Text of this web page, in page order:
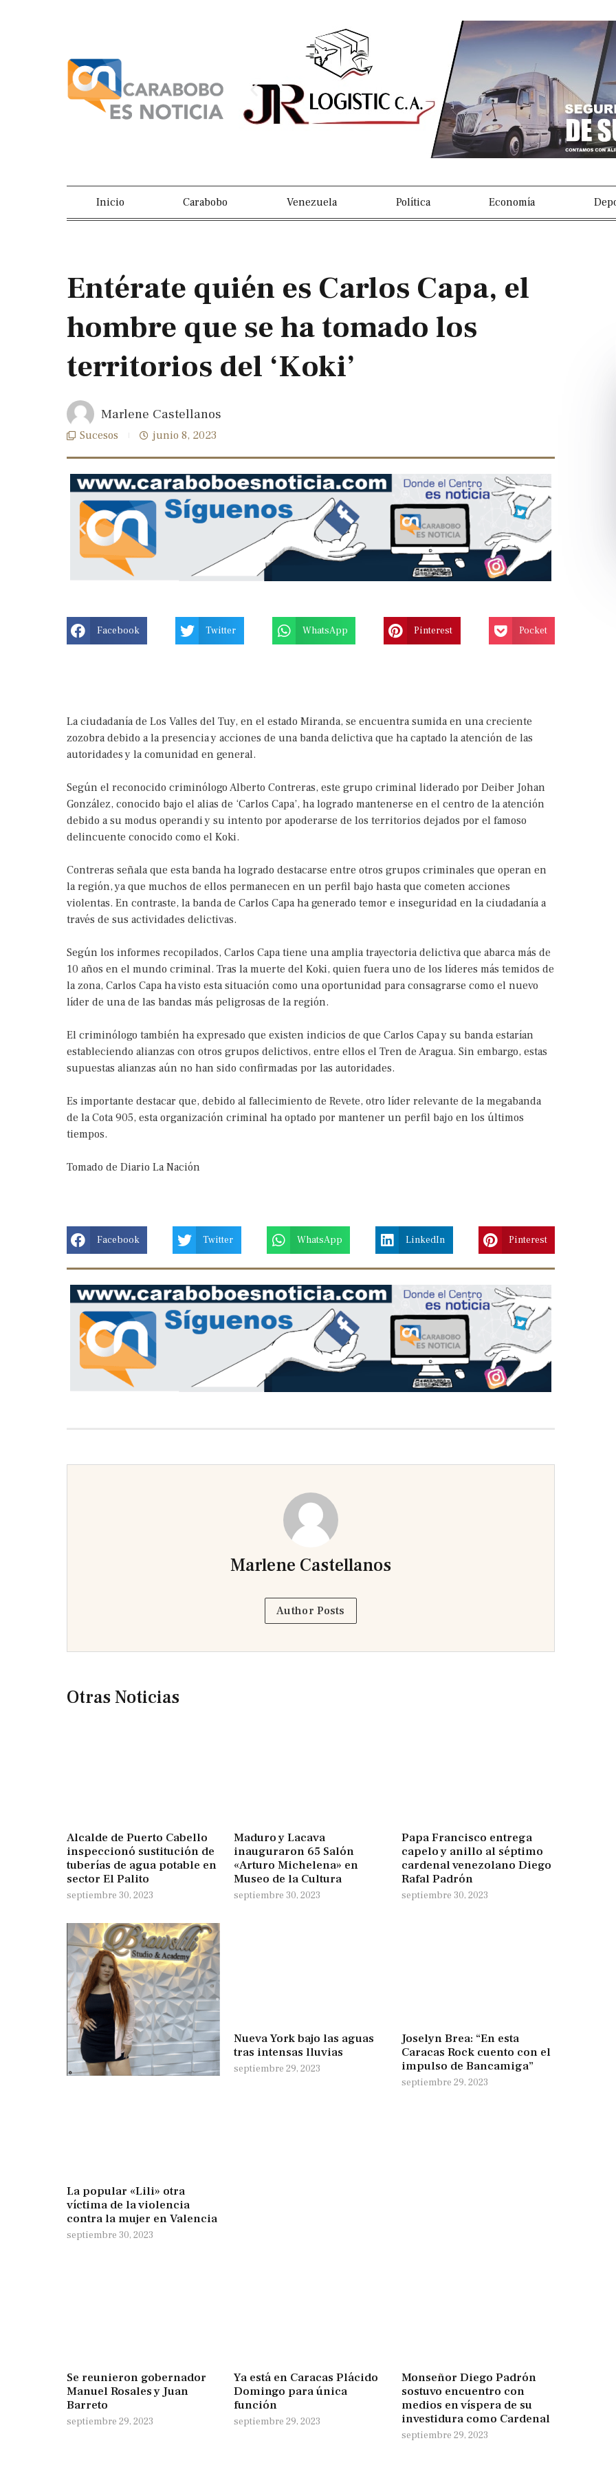
Previous
slide
Inicio Carabobo Venezuela Política Economía
Entérate quién es Carlos Capa, el
hombre que se ha tomado los
territorios del ‘Koki’
Marlene Castellanos
Sucesos junio 8, 2023
Previous
slide
Next
slide
Facebook Twitter WhatsApp Pinterest Pocket
La ciudadanía de Los Valles del Tuy, en el estado Miranda, se encuentra sumida en una creciente
zozobra debido a la presencia y acciones de una banda delictiva que ha captado la atención de las
autoridades y la comunidad en general.
Según el reconocido criminólogo Alberto Contreras, este grupo criminal liderado por Deiber Johan
González, conocido bajo el alias de ‘Carlos Capa’, ha logrado mantenerse en el centro de la atención
debido a su modus operandi y su intento por apoderarse de los territorios dejados por el famoso
delincuente conocido como el Koki.
Contreras señala que esta banda ha logrado destacarse entre otros grupos criminales que operan en
la región, ya que muchos de ellos permanecen en un perfil bajo hasta que cometen acciones
violentas. En contraste, la banda de Carlos Capa ha generado temor e inseguridad en la ciudadanía a
través de sus actividades delictivas.
Según los informes recopilados, Carlos Capa tiene una amplia trayectoria delictiva que abarca más de
10 años en el mundo criminal. Tras la muerte del Koki, quien fuera uno de los líderes más temidos de
la zona, Carlos Capa ha visto esta situación como una oportunidad para consagrarse como el nuevo
líder de una de las bandas más peligrosas de la región.
El criminólogo también ha expresado que existen indicios de que Carlos Capa y su banda estarían
estableciendo alianzas con otros grupos delictivos, entre ellos el Tren de Aragua. Sin embargo, estas
supuestas alianzas aún no han sido confirmadas por las autoridades.
Es importante destacar que, debido al fallecimiento de Revete, otro líder relevante de la megabanda
de la Cota 905, esta organización criminal ha optado por mantener un perfil bajo en los últimos
tiempos.
Tomado de Diario La Nación
Facebook Twitter WhatsApp LinkedIn Pinterest
Previous
slide
Next
slide
Marlene Castellanos
Author Posts
Otras Noticias
Alcalde de Puerto Cabello
inspeccionó sustitución de
tuberías de agua potable en
sector El Palito
septiembre 30, 2023
Maduro y Lacava
inauguraron 65 Salón
«Arturo Michelena» en
Museo de la Cultura
septiembre 30, 2023
Papa Francisco entrega
capelo y anillo al séptimo
cardenal venezolano Diego
Rafal Padrón
septiembre 30, 2023
La popular «Lili» otra
víctima de la violencia
contra la mujer en Valencia
septiembre 30, 2023
Nueva York bajo las aguas
tras intensas lluvias
septiembre 29, 2023
Joselyn Brea: “En esta
Caracas Rock cuento con el
impulso de Bancamiga”
septiembre 29, 2023
Se reunieron gobernador
Manuel Rosales y Juan
Barreto
septiembre 29, 2023
Ya está en Caracas Plácido
Domingo para única
función
septiembre 29, 2023
Monseñor Diego Padrón
sostuvo encuentro con
medios en víspera de su
investidura como Cardenal
septiembre 29, 2023